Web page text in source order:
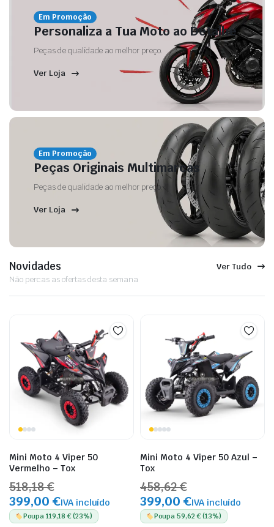
Em Promoção
Personaliza a Tua Moto ao Detalhe
Peças de qualidade ao melhor preço.
Ver Loja
Em Promoção
Peças Originais Multimarcas
Peças de qualidade ao melhor preço.
Ver Loja
Novidades
Não percas as ofertas desta semana
Ver Tudo
Mini Moto 4 Viper 50
Vermelho – Tox
518,18 €
399,00 €IVA incluído
Poupa 119,18 € (23%)
Mini Moto 4 Viper 50 Azul –
Tox
458,62 €
399,00 €IVA incluído
Poupa 59,62 € (13%)